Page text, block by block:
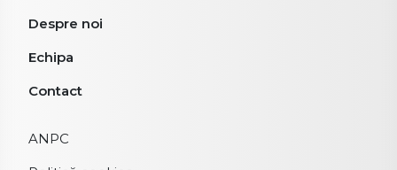
Despre noi
Echipa
Contact
ANPC